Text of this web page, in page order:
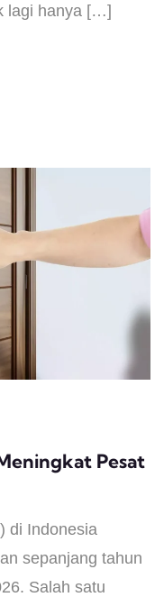
lagi hanya […]
Pesat
di Indonesia
sepanjang tahun
Salah satu